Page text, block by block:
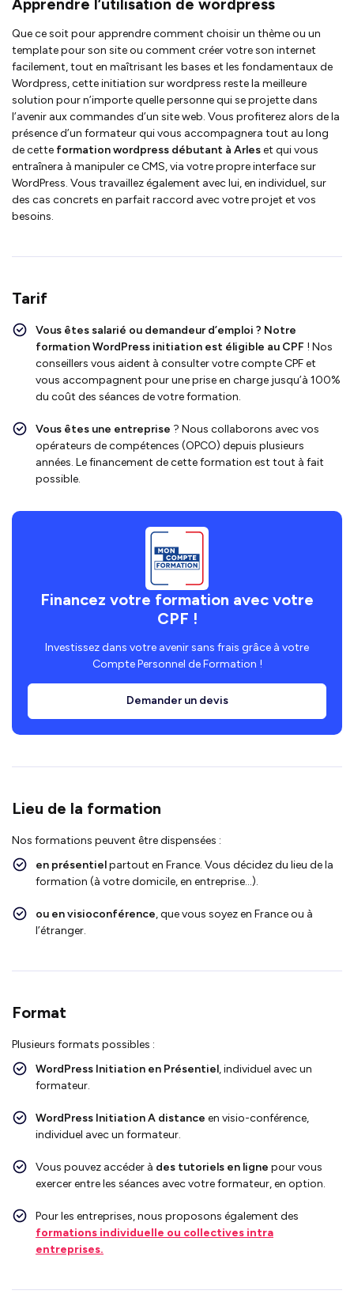
Apprendre l’utilisation de wordpress
Que ce soit pour apprendre comment choisir un thème ou un
template pour son site ou comment créer votre son internet
facilement, tout en maîtrisant les bases et les fondamentaux de
Wordpress, cette initiation sur wordpress reste la meilleure
solution pour n’importe quelle personne qui se projette dans
l’avenir aux commandes d’un site web. Vous profiterez alors de la
présence d’un formateur qui vous accompagnera tout au long
de cette formation wordpress débutant à Arleset qui vous
entraînera à manipuler ce CMS, via votre propre interface sur
WordPress. Vous travaillez également avec lui, en individuel, sur
des cas concrets en parfait raccord avec votre projet et vos
besoins.
Tarif
Vous êtes salarié ou demandeur d’emploi ? Notre
formation WordPress initiation est éligible au CPF ! Nos
conseillers vous aident à consulter votre compte CPF et
vous accompagnent pour une prise en charge jusqu’à 100%
du coût des séances de votre formation.
Vous êtes une entreprise ? Nous collaborons avec vos
opérateurs de compétences (OPCO) depuis plusieurs
années. Le financement de cette formation est tout à fait
possible.
Financez votre formation avec votre
CPF !
Investissez dans votre avenir sans frais grâce à votre
Compte Personnel de Formation !
Demander un devis
Lieu de la formation
Nos formations peuvent être dispensées :
en présentielpartout en France. Vous décidez du lieu de la
formation (à votre domicile, en entreprise…).
ou en visioconférence, que vous soyez en France ou à
l’étranger.
Format
Plusieurs formats possibles :
WordPress Initiation en Présentiel, individuel avec un
formateur.
WordPress InitiationA distance en visio-conférence,
individuel avec un formateur.
Vous pouvez accéder à des tutoriels en ligne pour vous
exercer entre les séances avec votre formateur, en option.
Pour les entreprises, nous proposons également des
formations individuelle ou collectives intra
entreprises.